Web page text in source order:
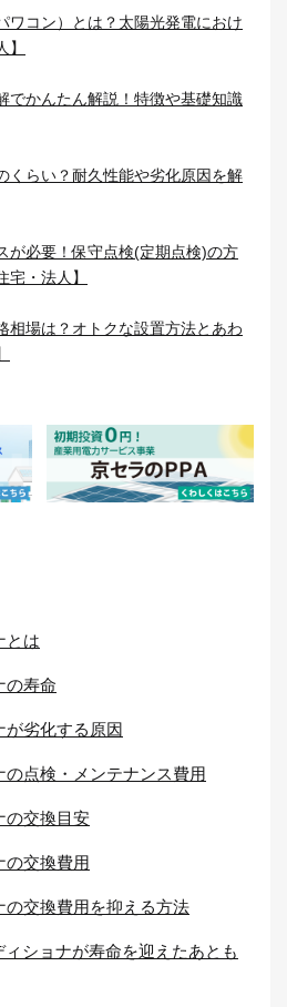
ワコン）とは？太陽光発電におけ
でかんたん解説！特徴や基礎知識
くらい？耐久性能や劣化原因を解
が必要！保守点検(定期点検)の方
・法人】
相場は？オトクな設置方法とあわ
とは
の寿命
が劣化する原因
の点検・メンテナンス費用
の交換目安
の交換費用
の交換費用を抑える方法
ィショナが寿命を迎えたあとも